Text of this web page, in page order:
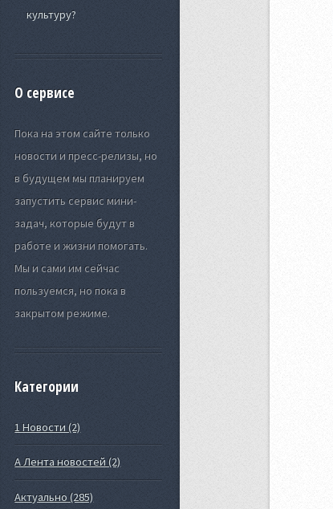
культуру?
О сервисе
Пока на этом сайте только
новости и пресс-релизы, но
в будущем мы планируем
запустить сервис мини-
задач, которые будут в
работе и жизни помогать.
Мы и сами им сейчас
пользуемся, но пока в
закрытом режиме.
Категории
1 Новости (2)
А Лента новостей (2)
Актуально (285)